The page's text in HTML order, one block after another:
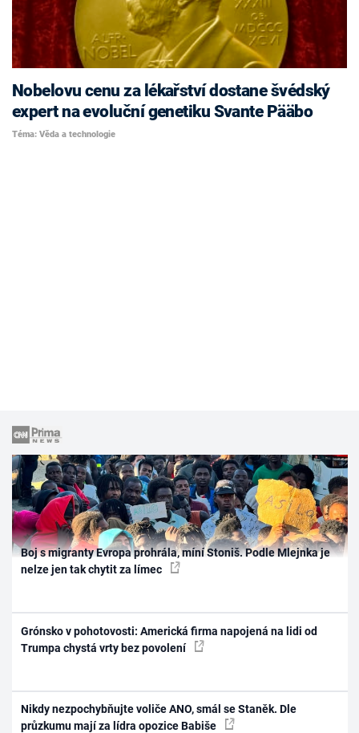
Nobelovu cenu za lékařství dostane švédský
expert na evoluční genetiku Svante Pääbo
Téma: Věda a technologie
Boj s migranty Evropa prohrála, míní Stoniš. Podle Mlejnka je
nelze jen tak chytit za límec
Grónsko v pohotovosti: Americká firma napojená na lidi od
Trumpa chystá vrty bez povolení
Nikdy nezpochybňujte voliče ANO, smál se Staněk. Dle
průzkumu mají za lídra opozice Babiše